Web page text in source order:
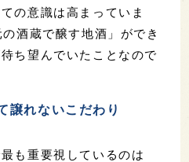
の意識は高まっていま
酒蔵で醸す地酒」ができ
ち望んでいたことなので
譲れないこだわり
も重要視しているのは